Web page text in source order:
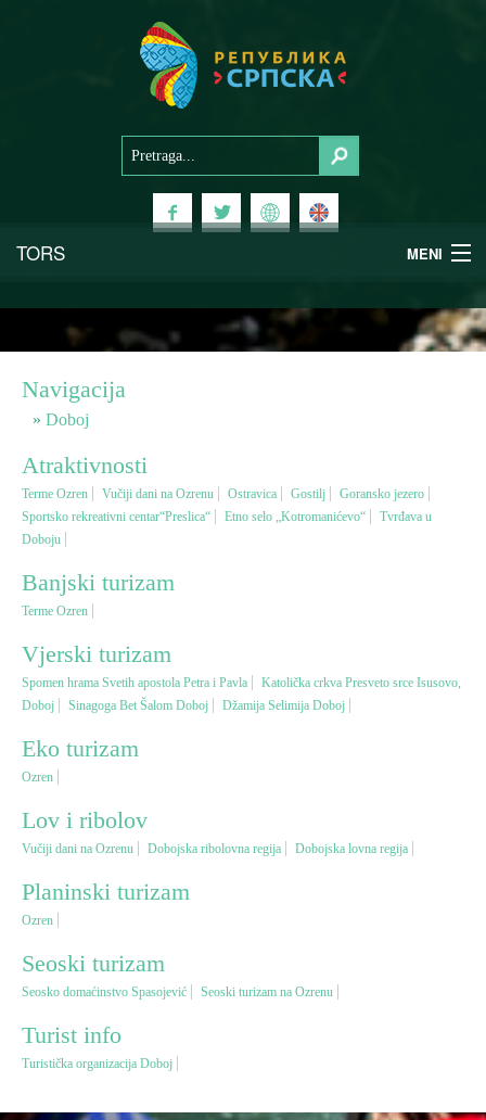
TORS MENI
Planinski turizam
Banjski turizam
Vjerski turizam
Avantura
Eko turizam
Gastronomija
Lov i ribolov
Seoski turizam
Omladinski turizam
Destinacije
Navigacija
Doboj
Atraktivnosti
Terme Ozren Vučiji dani na Ozrenu Ostravica Gostilj
Goransko jezero
Sportsko rekreativni centar“Preslica“
Etno selo „Kotromanićevo“
Tvrđava u
Doboju
Banjski turizam
Terme Ozren
Vjerski turizam
Spomen hrama Svetih apostola Petra i Pavla
Katolička crkva Presveto srce Isusovo,
Doboj
Sinagoga Bet Šalom Doboj Džamija Selimija Doboj
Eko turizam
Ozren
Lov i ribolov
Vučiji dani na Ozrenu Dobojska ribolovna regija Dobojska lovna regija
Planinski turizam
Ozren
Seoski turizam
Seosko domaćinstvo Spasojević Seoski turizam na Ozrenu
Turist info
Turistička organizacija Doboj